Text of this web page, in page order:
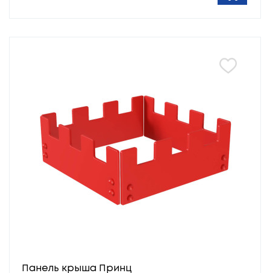
Панель крыша Принц